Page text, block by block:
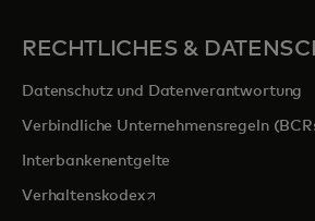
RECHTLICHES &
Datenschutz und Datenverantwortung
Verbindliche Unternehmensregeln
Interbankenentgelte
Verhaltenskodexwird in einer neuen